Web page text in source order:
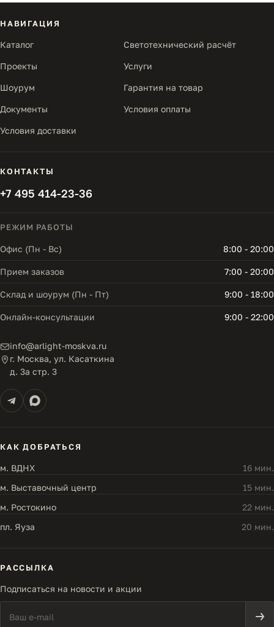
НАВИГАЦИЯ
Каталог Светотехнический расчёт
Проекты Услуги
Шоурум Гарантия на товар
Документы Условия оплаты
Условия доставки
КОНТАКТЫ
+7 495 414-23-36
РЕЖИМ РАБОТЫ
Офис (Пн - Вс) 8:00 - 20:00
Прием заказов 7:00 - 20:00
Склад и шоурум (Пн - Пт) 9:00 - 18:00
Онлайн-консультации 9:00 - 22:00
info@arlight-moskva.ru
г. Москва, ул. Касаткина
д. 3а стр. 3
КАК ДОБРАТЬСЯ
м. ВДНХ
16 мин.
м. Выставочный центр
15 мин.
м. Ростокино
22 мин.
пл. Яуза
20 мин.
РАССЫЛКА
Подписаться на новости и акции